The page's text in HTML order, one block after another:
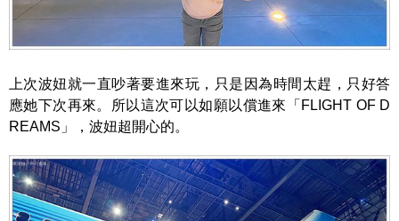
上次波妞就一直吵著要進來玩，只是因為時間太趕，只好答
應她下次再來。所以這次可以如願以償進來「FLIGHT OF D
REAMS」，波妞超開心的。